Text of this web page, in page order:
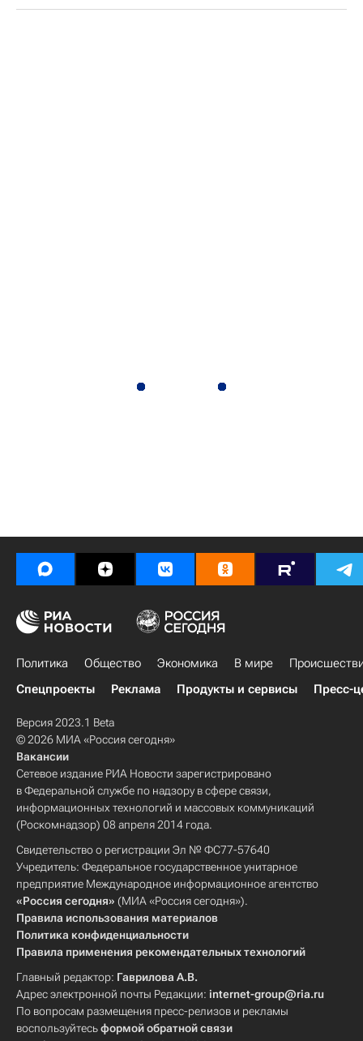
Политика Общество Экономика В мире
Спецпроекты
Реклама Продукты и сервисы Пресс-
Версия 2023.1 Beta
© 2026 МИА «Россия сегодня»
Вакансии
Сетевое издание РИА Новости зарегистрировано
в Федеральной службе по надзору в сфере связи,
информационных технологий и массовых коммуникаций
(Роскомнадзор) 08 апреля 2014 года.
Свидетельство о регистрации Эл № ФС77-57640
Учредитель: Федеральное государственное унитарное
предприятие Международное информационное агентство
«Россия сегодня» (МИА «Россия сегодня»).
Правила использования материалов
Политика конфиденциальности
Правила применения рекомендательных технологий
Главный редактор: Гаврилова А.В.
Адрес электронной почты Редакции: internet-group@ria.ru
По вопросам размещения пресс-релизов и рекламы
воспользуйтесьформой обратной связи